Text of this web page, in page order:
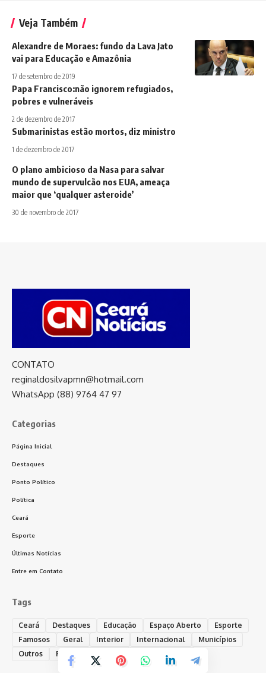
Veja Também
Alexandre de Moraes: fundo da Lava Jato
vai para Educação e Amazônia
17 de setembro de 2019
Papa Francisco:não ignorem refugiados,
pobres e vulneráveis
2 de dezembro de 2017
Submarinistas estão mortos, diz ministro
1 de dezembro de 2017
O plano ambicioso da Nasa para salvar
mundo de supervulcão nos EUA, ameaça
maior que ‘qualquer asteroide’
30 de novembro de 2017
CONTATO
reginaldosilvapmn@hotmail.com
WhatsApp (88) 9764 47 97
Categorias
Página Inicial
Destaques
Ponto Político
Política
Ceará
Esporte
Últimas Notícias
Entre em Contato
Tags
Ceará Destaques Educação Espaço Aberto
Esporte
Famosos
Geral Interior Internacional
Municípios
Outros
Policial Política Ponto Político